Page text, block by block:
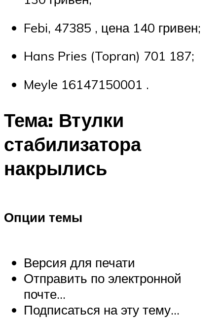
Febi, 47385 , цена 140 гривен;
Hans Pries (Topran) 701 187;
Meyle 16147150001 .
Тема: Втулки
стабилизатора
накрылись
Опции темы
Версия для печати
Отправить по электронной
почте…
Подписаться на эту тему…